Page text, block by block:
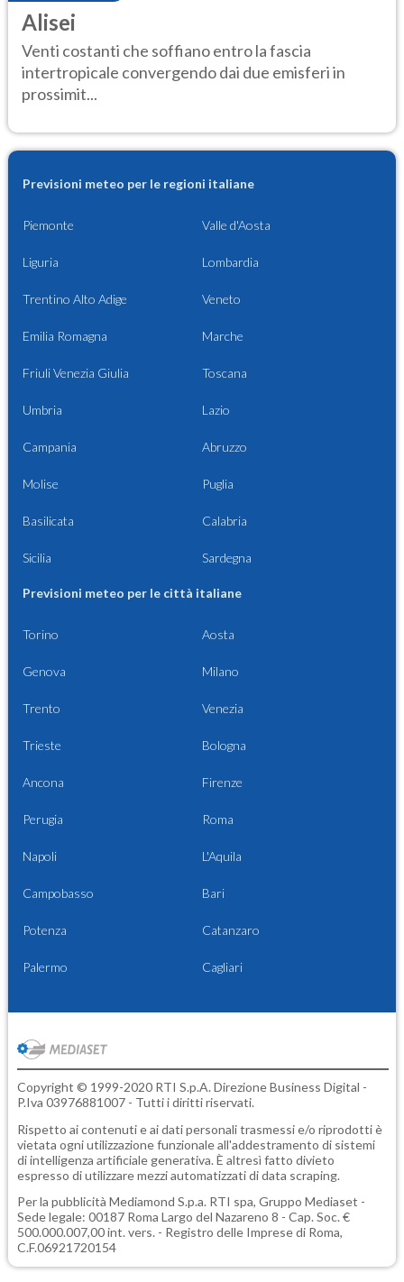
Alisei
Venti costanti che soffiano entro la fascia
intertropicale convergendo dai due emisferi in
prossimit...
Previsioni meteo per le regioni italiane
Piemonte Valle d'Aosta
Liguria Lombardia
Trentino Alto Adige Veneto
Emilia Romagna Marche
Friuli Venezia Giulia Toscana
Umbria Lazio
Campania Abruzzo
Molise Puglia
Basilicata Calabria
Sicilia Sardegna
Previsioni meteo per le città italiane
Torino Aosta
Genova Milano
Trento Venezia
Trieste Bologna
Ancona Firenze
Perugia Roma
Napoli L'Aquila
Campobasso Bari
Potenza Catanzaro
Palermo Cagliari
Copyright © 1999-2020 RTI S.p.A. Direzione Business Digital -
P.Iva 03976881007 - Tutti i diritti riservati.
Rispetto ai contenuti e ai dati personali trasmessi e/o riprodotti è
vietata ogni utilizzazione funzionale all'addestramento di sistemi
di intelligenza artificiale generativa. È altresì fatto divieto
espresso di utilizzare mezzi automatizzati di data scraping.
Per la pubblicità Mediamond S.p.a. RTI spa, Gruppo Mediaset -
Sede legale: 00187 Roma Largo del Nazareno 8 - Cap. Soc. €
500.000.007,00 int. vers. - Registro delle Imprese di Roma,
C.F.06921720154